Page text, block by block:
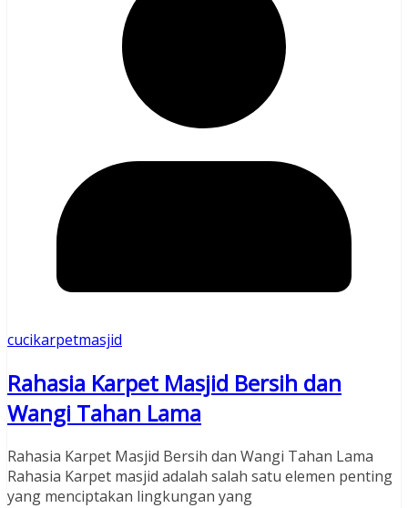
cucikarpetmasjid
Rahasia Karpet Masjid Bersih dan
Wangi Tahan Lama
Rahasia Karpet Masjid Bersih dan Wangi Tahan Lama
Rahasia Karpet masjid adalah salah satu elemen penting
yang menciptakan lingkungan yang